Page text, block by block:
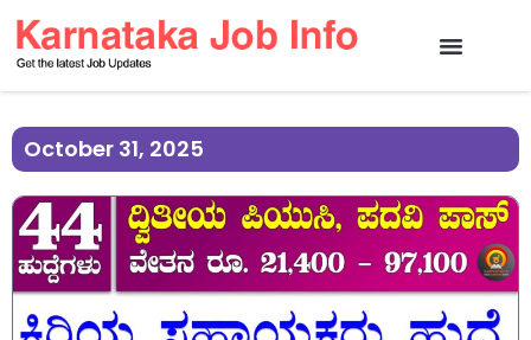
October 31, 2025